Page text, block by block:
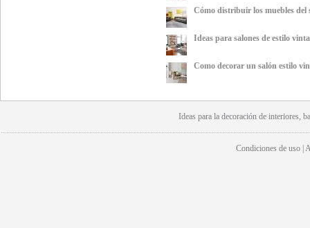
Cómo distribuir los muebles del
Ideas para salones de estilo
Como decorar un salón estilo
Ideas para ladecoración de interiores,
Condiciones de uso |